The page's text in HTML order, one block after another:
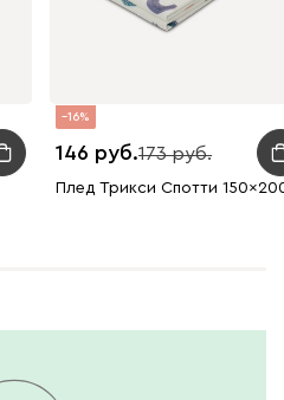
16
146 173
Плед Трикси Спотти